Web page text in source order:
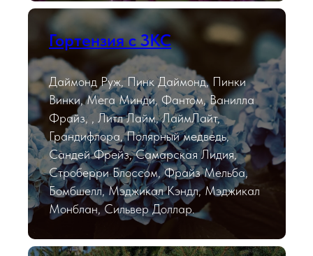
Гортензия с ЗКС
Даймонд Руж, Пинк Даймонд, Пинки
Винки, Мега Минди, Фантом, Ванилла
Фрайз, , Литл Лайм, ЛаймЛайт,
Грандифлора, Полярный медведь,
Сандей Фрейз, Самарская Лидия,
Строберри Блоссом, Фрайз Мельба,
Бомбшелл, Мэджикал Кэндл, Мэджикал
Монблан, Сильвер Доллар.